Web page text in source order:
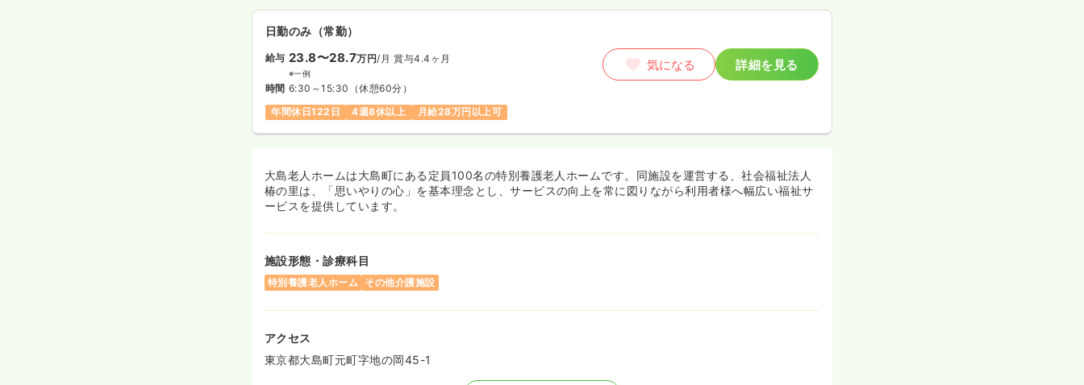
日勤のみ（常勤）
給与 23.8〜28.7万円/月 賞与4.4ヶ月
※一例
時間 6:30～15:30 （休憩60分）
年間休日122日
4週8休以上 月給28万円以上可
気になる 詳細を見る
大島老人ホームは大島町にある定員100名の特別養護老人ホームです。同施設を運営する、社会福祉法人
椿の里は、「思いやりの心」を基本理念とし、サービスの向上を常に図りながら利用者様へ幅広い福祉サ
ービスを提供しています。
施設形態・診療科目
特別養護老人ホーム その他介護施設
アクセス
東京都大島町元町字地の岡45-1